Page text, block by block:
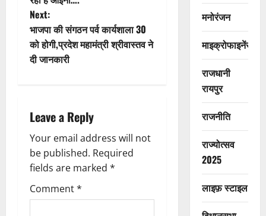
n
a
g
a
t
i
Next:
भाजपा की संगठन पर्व कार्यशाला 30
को होगी,प्रदेश महामंत्री श्रीवास्तव ने
दी जानकारी
Leave a Reply
Your email address will not
be published. Required
fields are marked *
Comment*
मनोरंजन
माइक्रोफाइनेंस
राजधानी
रायपुर
राजनीति
राज्योत्सव
2025
लाइफ़ स्टाइल